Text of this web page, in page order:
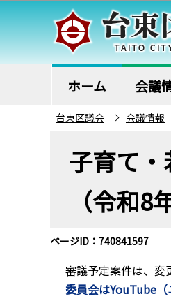
こ
の
ペ
ー
ホーム 会議
台東区議会 会議情報
ら
子育て
（令和8
ページID：740841597
審議予定案件は、変
委員会はYouTube（